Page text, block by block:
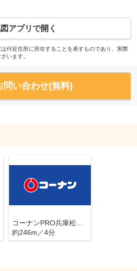
アプリで開く
付近住所に所在することを表すものであり、実際
います。
問い合わせ(無料)
コーナンPRO兵庫松原店
約246m／4分